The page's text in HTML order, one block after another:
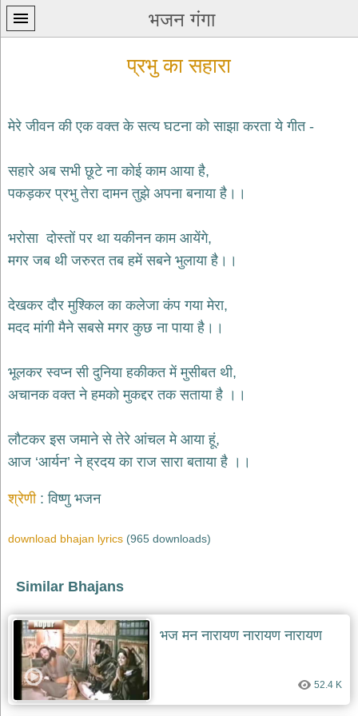
भजन गंगा
पन्ना
भजन
krishna
bhajans
भजन
bhajans
भजन
bhajans
भजन
bhajans
जैन
bhajans
भजन
durga
गणेश
भजन
ganesh
bhajans
राम
प्रभु का सहारा
मेरे जीवन की एक वक्त के सत्य घटना को साझा करता ये गीत -
सहारे अब सभी छूटे ना कोई काम आया है,
पकड़कर प्रभु तेरा दामन तुझे अपना बनाया है।।
भरोसा दोस्तों पर था यकीनन काम आयेंगे,
मगर जब थी जरुरत तब हमें सबने भुलाया है।।
देखकर दौर मुश्किल का कलेजा कंप गया मेरा,
मदद मांगी मैने सबसे मगर कुछ ना पाया है।।
भूलकर स्वप्न सी दुनिया हकीकत में मुसीबत थी,
अचानक वक्त ने हमको मुकद्दर तक सताया है ।।
लौटकर इस जमाने से तेरे आंचल मे आया हूं,
आज ‘आर्यन’ ने ह्रदय का राज सारा बताया है ।।
श्रेणी विष्णु भजन
download bhajan lyrics (965 downloads)
Similar Bhajans
भज मन नारायण नारायण नारायण
52.4 K